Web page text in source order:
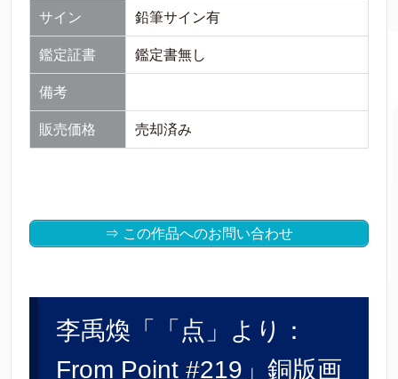
サイン 鉛筆サイン有
鑑定証書 鑑定書無し
備考
販売価格 売却済み
⇒ この作品へのお問い合わせ
李禹煥「「点」より：
From Point #219」銅版画